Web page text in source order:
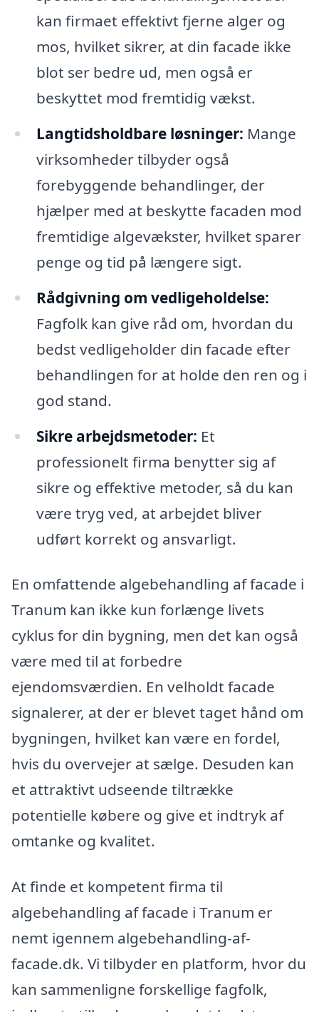
kan firmaet effektivt fjerne alger og
mos, hvilket sikrer, at din facade ikke
blot ser bedre ud, men også er
beskyttet mod fremtidig vækst.
Langtidsholdbare løsninger: Mange
virksomheder tilbyder også
forebyggende behandlinger, der
hjælper med at beskytte facaden mod
fremtidige algevækster, hvilket sparer
penge og tid på længere sigt.
Rådgivning om vedligeholdelse:
Fagfolk kan give råd om, hvordan du
bedst vedligeholder din facade efter
behandlingen for at holde den ren og i
god stand.
Sikre arbejdsmetoder: Et
professionelt firma benytter sig af
sikre og effektive metoder, så du kan
være tryg ved, at arbejdet bliver
udført korrekt og ansvarligt.
En omfattende algebehandling af facade i
Tranum kan ikke kun forlænge livets
cyklus for din bygning, men det kan også
være med til at forbedre
ejendomsværdien. En velholdt facade
signalerer, at der er blevet taget hånd om
bygningen, hvilket kan være en fordel,
hvis du overvejer at sælge. Desuden kan
et attraktivt udseende tiltrække
potentielle købere og give et indtryk af
omtanke og kvalitet.
At finde et kompetent firma til
algebehandling af facade i Tranum er
nemt igennem algebehandling-af-
facade.dk. Vi tilbyder en platform, hvor du
kan sammenligne forskellige fagfolk,